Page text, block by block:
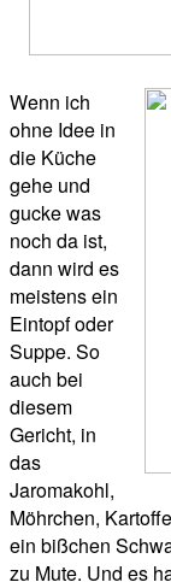
Wenn ich
ohne Idee in
die Küche
gehe und
gucke was
noch da ist,
dann wird es
meistens ein
Eintopf oder
Suppe. So
auch bei
diesem
Gericht, in
das
Jaromakohl,
Möhrchen,
ein bißchen
zu Mute. Und es